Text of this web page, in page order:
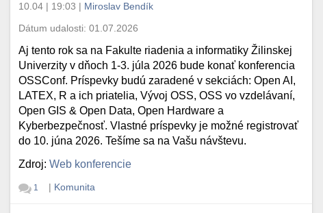
10.04 | 19:03 | Miroslav Bendík
Dátum udalosti:01.07.2026
Aj tento rok sa na Fakulte riadenia a informatiky Žilinskej
Univerzity v dňoch 1-3. júla 2026 bude konať konferencia
OSSConf. Príspevky budú zaradené v sekciách: Open AI,
LATEX, R a ich priatelia, Vývoj OSS, OSS vo vzdelávaní,
Open GIS & Open Data, Open Hardware a
Kyberbezpečnosť. Vlastné príspevky je možné registrovať
do 10. júna 2026. Tešíme sa na Vašu návštevu.
Zdroj:Web konferencie
1 | Komunita